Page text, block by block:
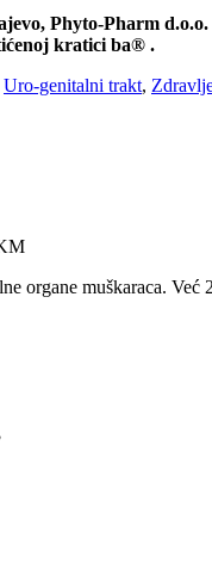
Phyto-Pharm d.o.o.
kratici ba® .
Uro-genitalni trakt,
muškaraca.